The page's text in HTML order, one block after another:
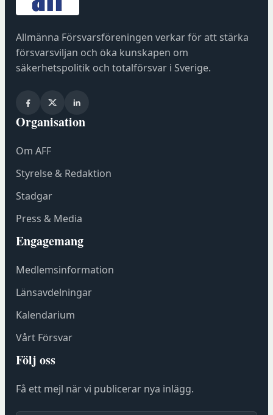
a
n
g
Allmänna Försvarsföreningen verkar för att stärka
försvarsviljan och öka kunskapen om
säkerhetspolitik och totalförsvar i Sverige.
Organisation
Om AFF
Styrelse & Redaktion
Stadgar
Press & Media
Engagemang
Medlemsinformation
Länsavdelningar
Kalendarium
Vårt Försvar
Följ oss
Få ett mejl när vi publicerar nya inlägg.